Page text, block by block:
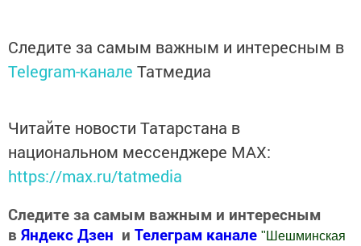
Следите за самым важным и интересным в
Telegram-канале Татмедиа
Читайте новости Татарстана в
национальном мессенджере MАХ:
https://max.ru/tatmedia
Следите за самым важным и интересным
в Яндекс Дзен и Телеграм канале " Шешминская